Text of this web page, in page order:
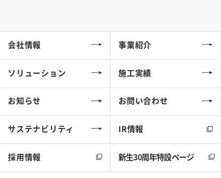
会社情報 事業紹介
ソリューション 施工実績
お知らせ お問い合わせ
サステナビリティ IR情報
採用情報 新生30周年特設ページ